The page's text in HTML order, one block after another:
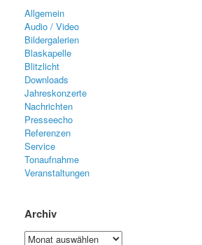
Allgemein
Audio / Video
Bildergalerien
Blaskapelle
Blitzlicht
Downloads
Jahreskonzerte
Nachrichten
Presseecho
Referenzen
Service
Tonaufnahme
Veranstaltungen
Archiv
Archiv